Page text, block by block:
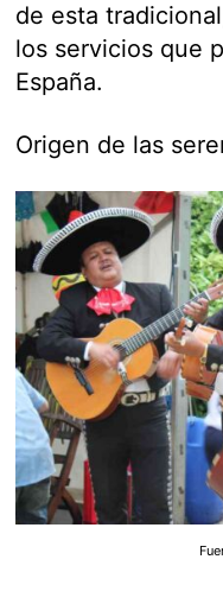
de esta
los servicios que
España.
Origen de las